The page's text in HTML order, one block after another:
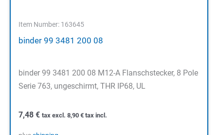
Item Number: 163645
binder 99 3481 200 08
binder 99 3481 200 08 M12-A Flanschstecker, 8 Pole
Serie 763, ungeschirmt, THR IP68, UL
7,48 € tax excl. 8,90 € tax incl.